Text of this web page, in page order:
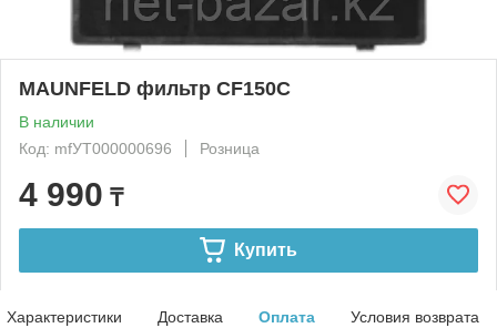
MAUNFELD фильтр CF150C
В наличии
Код: mfУТ000000696
Розница
4 990 ₸
Купить
Характеристики Доставка Оплата Условия возврата